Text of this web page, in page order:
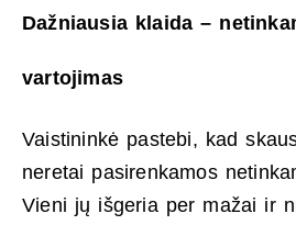
Dažniausia klaida –
vartojimas
Vaistininkė pastebi, kad
neretai pasirenkamos
Vieni jų išgeria per mažai ir